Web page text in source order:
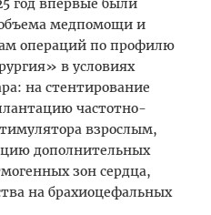
год впервые были
медпомощи и
операций по профилю
в условиях
на стентирование
частотно-
взрослым,
дополнительных
зон сердца,
на брахиоцефальных